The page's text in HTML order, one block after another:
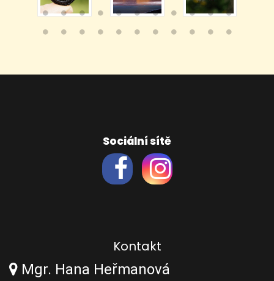
Sociální sítě
Kontakt
Mgr. Hana Heřmanová